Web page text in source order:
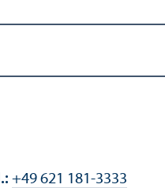
+49 621 181-3333